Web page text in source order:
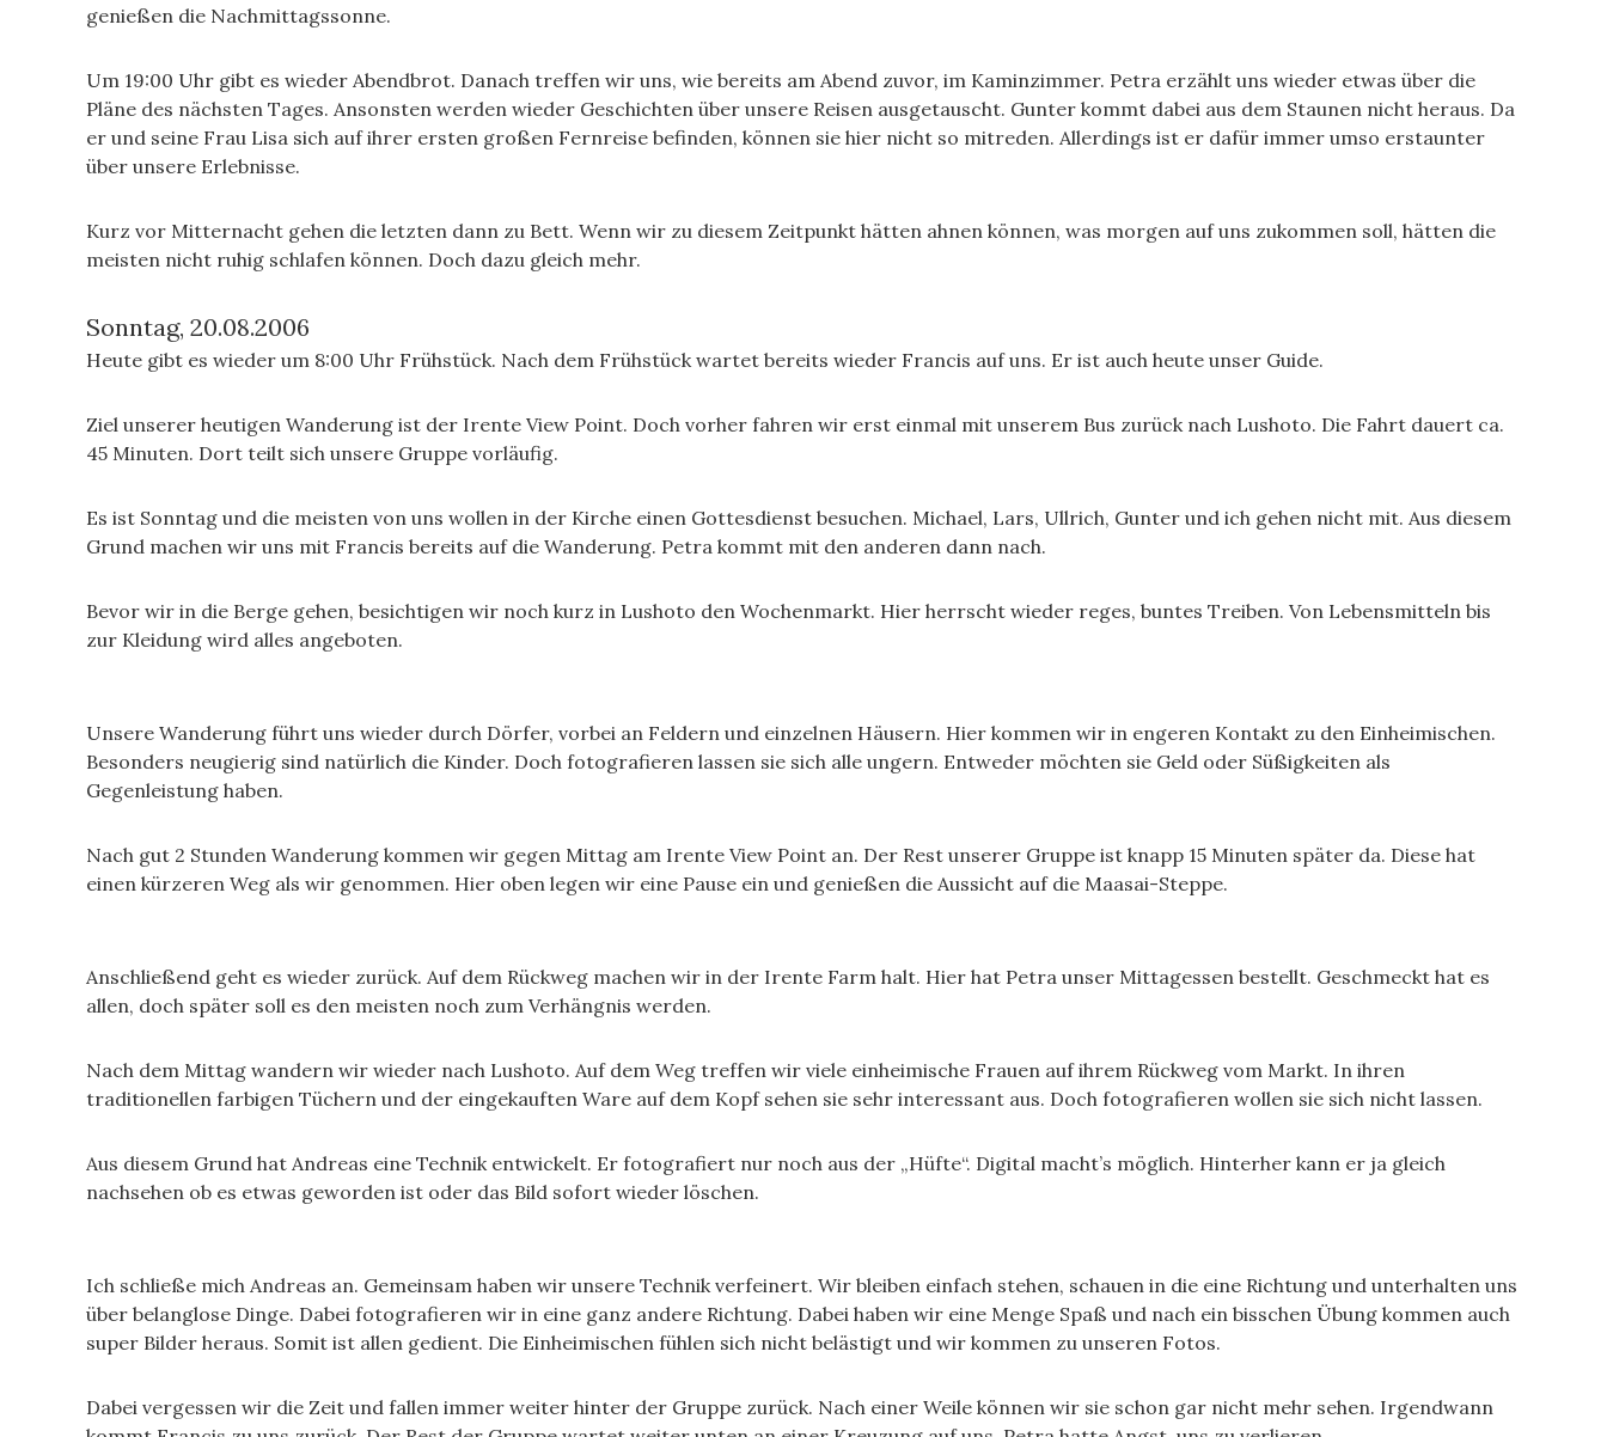
genießen die Nachmittagssonne.
Um 19:00 Uhr gibt es wieder Abendbrot. Danach treffen wir uns, wie bereits am Abend zuvor, im Kaminzimmer. Petra erzählt uns wieder etwas über die
Pläne des nächsten Tages. Ansonsten werden wieder Geschichten über unsere Reisen ausgetauscht. Gunter kommt dabei aus dem Staunen nicht heraus. Da
er und seine Frau Lisa sich auf ihrer ersten großen Fernreise befinden, können sie hier nicht so mitreden. Allerdings ist er dafür immer umso erstaunter
über unsere Erlebnisse.
Kurz vor Mitternacht gehen die letzten dann zu Bett. Wenn wir zu diesem Zeitpunkt hätten ahnen können, was morgen auf uns zukommen soll, hätten die
meisten nicht ruhig schlafen können. Doch dazu gleich mehr.
Sonntag, 20.08.2006
Heute gibt es wieder um 8:00 Uhr Frühstück. Nach dem Frühstück wartet bereits wieder Francis auf uns. Er ist auch heute unser Guide.
Ziel unserer heutigen Wanderung ist der Irente View Point. Doch vorher fahren wir erst einmal mit unserem Bus zurück nach Lushoto. Die Fahrt dauert ca.
45 Minuten. Dort teilt sich unsere Gruppe vorläufig.
Es ist Sonntag und die meisten von uns wollen in der Kirche einen Gottesdienst besuchen. Michael, Lars, Ullrich, Gunter und ich gehen nicht mit. Aus diesem
Grund machen wir uns mit Francis bereits auf die Wanderung. Petra kommt mit den anderen dann nach.
Bevor wir in die Berge gehen, besichtigen wir noch kurz in Lushoto den Wochenmarkt. Hier herrscht wieder reges, buntes Treiben. Von Lebensmitteln bis
zur Kleidung wird alles angeboten.
Unsere Wanderung führt uns wieder durch Dörfer, vorbei an Feldern und einzelnen Häusern. Hier kommen wir in engeren Kontakt zu den Einheimischen.
Besonders neugierig sind natürlich die Kinder. Doch fotografieren lassen sie sich alle ungern. Entweder möchten sie Geld oder Süßigkeiten als
Gegenleistung haben.
Nach gut 2 Stunden Wanderung kommen wir gegen Mittag am Irente View Point an. Der Rest unserer Gruppe ist knapp 15 Minuten später da. Diese hat
einen kürzeren Weg als wir genommen. Hier oben legen wir eine Pause ein und genießen die Aussicht auf die Maasai-Steppe.
Anschließend geht es wieder zurück. Auf dem Rückweg machen wir in der Irente Farm halt. Hier hat Petra unser Mittagessen bestellt. Geschmeckt hat es
allen, doch später soll es den meisten noch zum Verhängnis werden.
Nach dem Mittag wandern wir wieder nach Lushoto. Auf dem Weg treffen wir viele einheimische Frauen auf ihrem Rückweg vom Markt. In ihren
traditionellen farbigen Tüchern und der eingekauften Ware auf dem Kopf sehen sie sehr interessant aus. Doch fotografieren wollen sie sich nicht lassen.
Aus diesem Grund hat Andreas eine Technik entwickelt. Er fotografiert nur noch aus der „Hüfte“. Digital macht’s möglich. Hinterher kann er ja gleich
nachsehen ob es etwas geworden ist oder das Bild sofort wieder löschen.
Ich schließe mich Andreas an. Gemeinsam haben wir unsere Technik verfeinert. Wir bleiben einfach stehen, schauen in die eine Richtung und unterhalten uns
über belanglose Dinge. Dabei fotografieren wir in eine ganz andere Richtung. Dabei haben wir eine Menge Spaß und nach ein bisschen Übung kommen auch
super Bilder heraus. Somit ist allen gedient. Die Einheimischen fühlen sich nicht belästigt und wir kommen zu unseren Fotos.
Dabei vergessen wir die Zeit und fallen immer weiter hinter der Gruppe zurück. Nach einer Weile können wir sie schon gar nicht mehr sehen. Irgendwann